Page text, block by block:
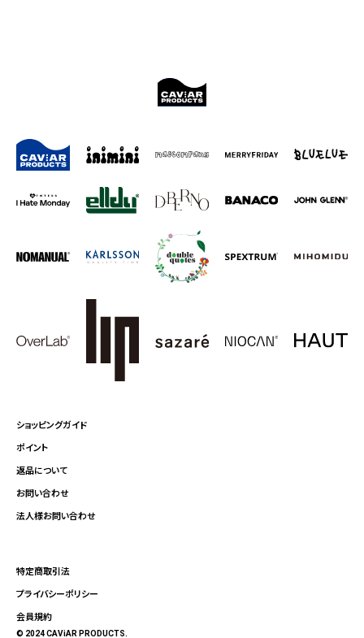
ショッピングガイド
ポイント
返品について
お問い合わせ
法人様お問い合わせ
特定商取引法
プライバシーポリシー
会員規約
© 2024 CAViAR PRODUCTS.